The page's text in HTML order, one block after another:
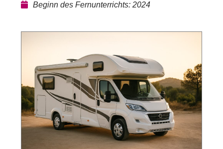
Beginn des Fernunterrichts: 2024